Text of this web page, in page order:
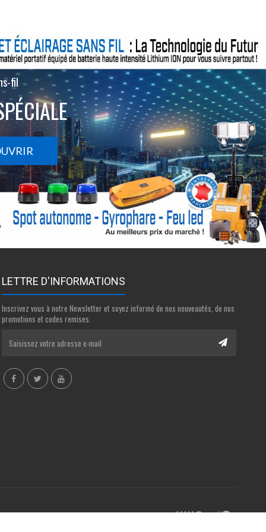
fil
LETTRE D'INFORMATIONS
Inscrivez vous à notre Newsletter et soyez informé de nos nouveautés, de nos
promotions et codes remises.